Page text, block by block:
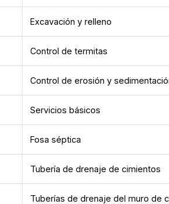
Excavación y relleno
Control de termitas
Control de erosión y
Servicios básicos
Fosa séptica
Tubería de drenaje de cimientos
Tuberías de drenaje del muro de